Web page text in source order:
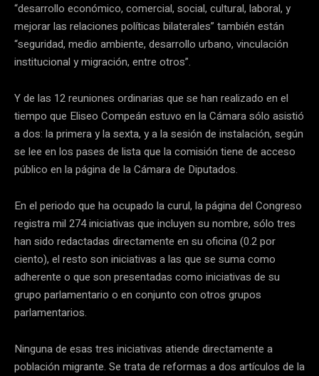
“desarrollo económico, comercial, social, cultural, laboral, y
mejorar las relaciones políticas bilaterales” también están
“seguridad, medio ambiente, desarrollo urbano, vinculación
institucional y migración, entre otros”.
Y de las 12 reuniones ordinarias que se han realizado en el
tiempo que Eliseo Compeán estuvo en la Cámara sólo asistió
a dos: la primera y la sexta, y a la sesión de instalación, según
se lee en los pases de lista que la comisión tiene de acceso
público en la página de la Cámara de Diputados.
En el periodo que ha ocupado la curul, la página del Congreso
registra mil 274 iniciativas que incluyen su nombre, sólo tres
han sido redactadas directamente en su oficina (0.2 por
ciento), el resto son iniciativas a las que se suma como
adherente o que son presentadas como iniciativas de su
grupo parlamentario o en conjunto con otros grupos
parlamentarios.
Ninguna de esas tres iniciativas atiende directamente a
población migrante. Se trata de reformas a dos artículos de la